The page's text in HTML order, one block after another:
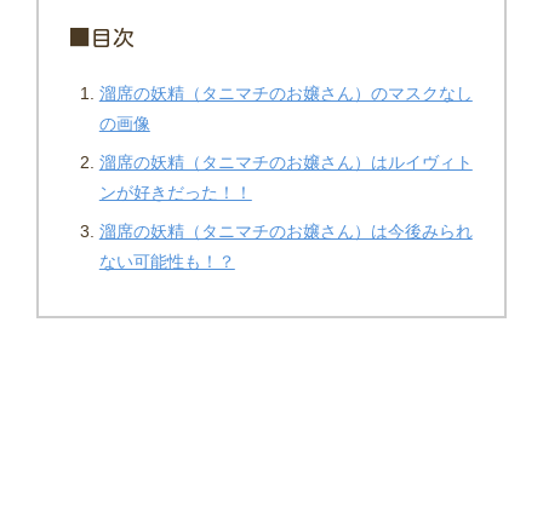
■目次
溜席の妖精（タニマチのお嬢さん）のマスクなし
の画像
溜席の妖精（タニマチのお嬢さん）はルイヴィト
ンが好きだった！！
溜席の妖精（タニマチのお嬢さん）は今後みられ
ない可能性も！？